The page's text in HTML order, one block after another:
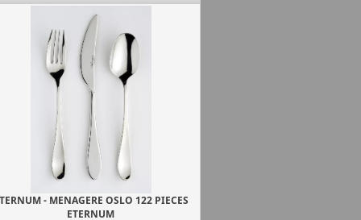
- MENAGERE OSLO 122 PIECES
ETERNUM